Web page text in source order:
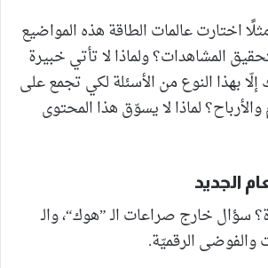
اختارت عالمات الطاقة هذه المواضيع
المشاهدات؟ ولماذا لا تأتي خبيرة
إلّا بهذا النوع من الأسئلة لكي تجمع على
والأرباح؟ لماذا لا يسوّق هذا المحتوى
الجديد
سؤال خارج صراعات الـ ”هوك“، والـ
والفوضى الرقميّة.